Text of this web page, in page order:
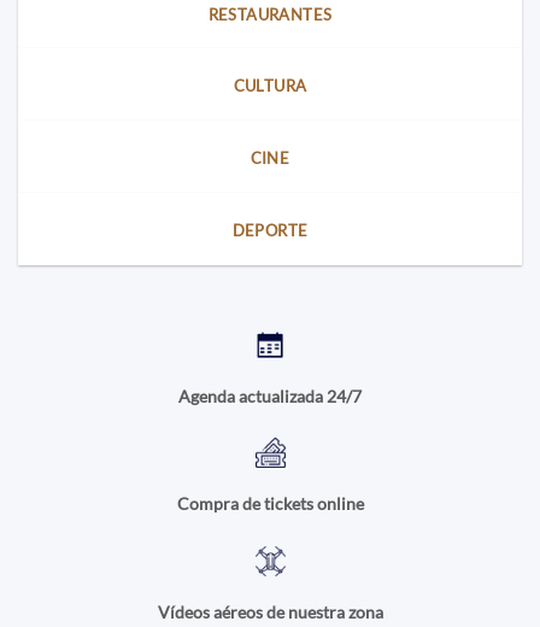
RESTAURANTES
CULTURA
CINE
DEPORTE
Agenda actualizada 24/7
Compra de tickets online
Vídeos aéreos de nuestra zona